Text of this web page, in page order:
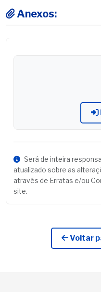
Anexos:
Será de inteira
atualizado sobre as
através de Erratas e/ou
site.
Voltar